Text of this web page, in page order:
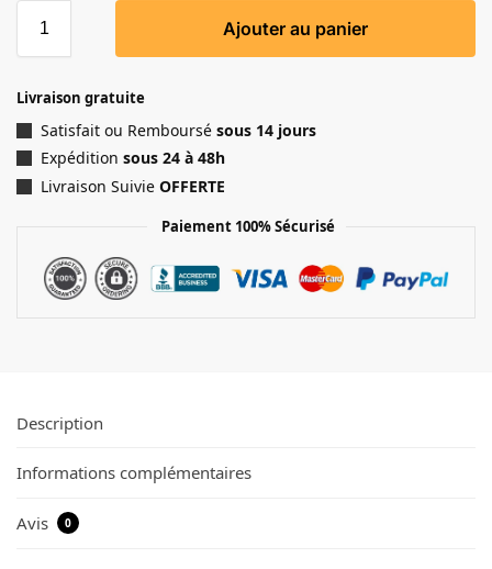
Ajouter au panier
Livraison gratuite
Satisfait ou Remboursé sous 14 jours
Expédition sous 24 à 48h
Livraison Suivie OFFERTE
Paiement 100% Sécurisé
Description
Informations complémentaires
Avis 0